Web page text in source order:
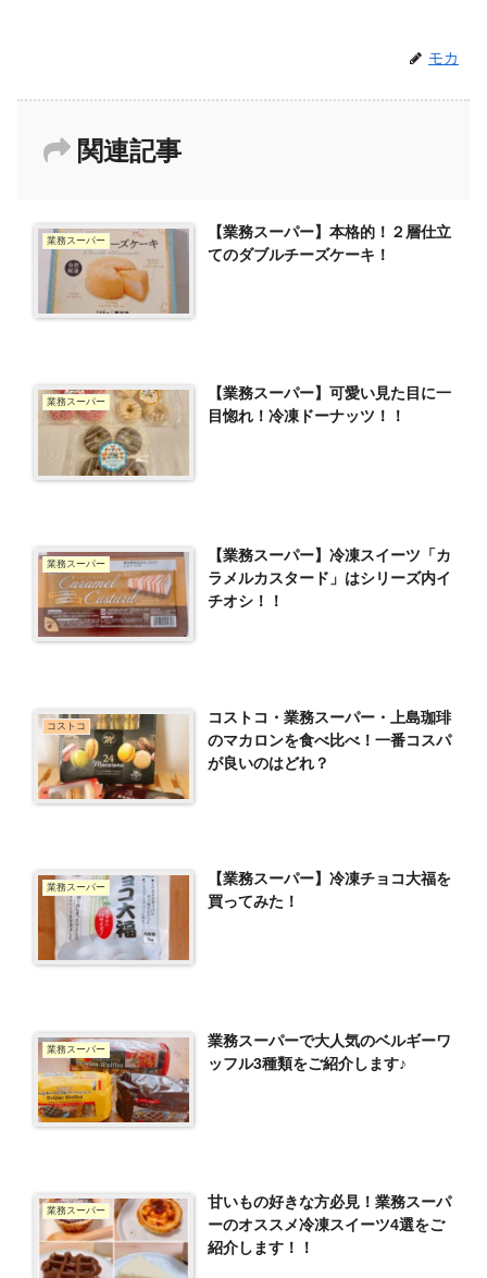
モカ
関連記事
業務スーパー
【業務スーパー】本格的！２層仕立
てのダブルチーズケーキ！
業務スーパー
【業務スーパー】可愛い見た目に一
目惚れ！冷凍ドーナッツ！！
業務スーパー
【業務スーパー】冷凍スイーツ「カ
ラメルカスタード」はシリーズ内イ
チオシ！！
コストコ
コストコ・業務スーパー・上島珈琲
のマカロンを食べ比べ！一番コスパ
が良いのはどれ？
業務スーパー
【業務スーパー】冷凍チョコ大福を
買ってみた！
業務スーパー
業務スーパーで大人気のベルギーワ
ッフル3種類をご紹介します♪
業務スーパー
甘いもの好きな方必見！業務スーパ
ーのオススメ冷凍スイーツ4選をご
紹介します！！